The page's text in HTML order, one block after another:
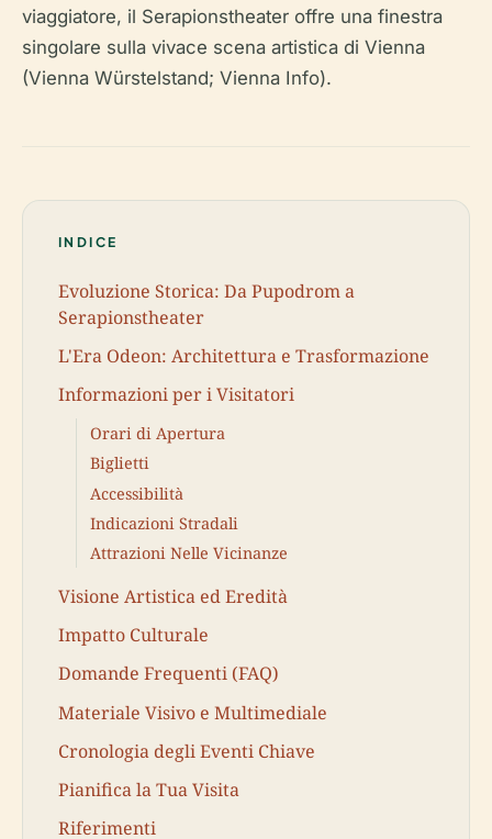
viaggiatore, il Serapionstheater offre una finestra
singolare sulla vivace scena artistica di Vienna
(Vienna Würstelstand; Vienna Info).
INDICE
Evoluzione Storica: Da Pupodrom a
Serapionstheater
L'Era Odeon: Architettura e Trasformazione
Informazioni per i Visitatori
Orari di Apertura
Biglietti
Accessibilità
Indicazioni Stradali
Attrazioni Nelle Vicinanze
Visione Artistica ed Eredità
Impatto Culturale
Domande Frequenti (FAQ)
Materiale Visivo e Multimediale
Cronologia degli Eventi Chiave
Pianifica la Tua Visita
Riferimenti